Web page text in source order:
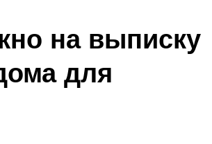
на выписку
для